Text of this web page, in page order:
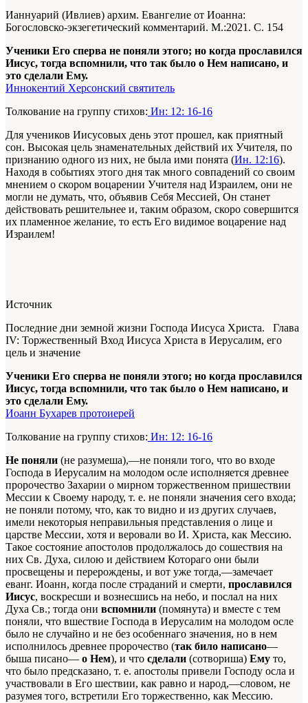
Ианнуарий (Ивлиев) архим. Евангелие от Иоанна:
Богословско-экзегетический комментарий. М.:2021. С. 154
Ученики Его сперва не поняли этого; но когда прославился
Иисус, тогда вспомнили, что так было о Нем написано, и
это сделали Ему.
Иннокентий Херсонский святитель
Толкование на группу стихов: Ин: 12: 16-16
Для учеников Иисусовых день этот прошел, как приятный
сон. Высокая цель знаменательных действий их Учителя, по
признанию одного из них, не была ими понята (Ин. 12:16).
Находя в событиях этого дня так много совпадений со своим
мнением о скором воцарении Учителя над Израилем, они не
могли не думать, что, объявив Себя Мессией, Он станет
действовать решительнее и, таким образом, скоро совершится
их пламенное желание, то есть Его видимое воцарение над
Израилем!
Источник
Последние дни земной жизни Господа Иисуса Христа. Глава
IV: Торжественный Вход Иисуса Христа в Иерусалим, его
цель и значение
Ученики Его сперва не поняли этого; но когда прославился
Иисус, тогда вспомнили, что так было о Нем написано, и
это сделали Ему.
Иоанн Бухарев протоиерей
Толкование на группу стихов: Ин: 12: 16-16
Не поняли (не разумеша),—не поняли того, что во входе
Господа в Иерусалим на молодом осле исполняется древнее
пророчество Захарии о мирном торжественном пришествии
Мессии к Своему народу, т. е. не поняли значения сего входа;
не поняли потому, что, как то видно и из других случаев,
имели некоторыя неправильныя представления о лице и
царстве Мессии, хотя и веровали во И. Христа, как Мессию.
Такое состояние апостолов продолжалось до сошествия на
них Св. Духа, силою и действием Котораго они были
просвещены и перерождены, и вот уже тогда,—замечает
еванг. Иоанн, когда после страданий и смерти, прославился
Иисус, воскресши и вознесшись на небо, и послал на них
Духа Св.; тогда они вспомнили (помянута) и вместе с тем
поняли, что вшествие Господа в Иерусалим на молодом осле
было не случайно и не без особеннаго значения, но в нем
исполнилось древнее пророчество (так било написано—
быша писано— о Нем), и что сделали (сотвориша) Ему то,
что было предсказано, т. е. апостолы привели Господу осла и
участвовали в Его шествии, как равно и народ,—словом, не
разумея того, встретили Его торжественно, как Мессию.